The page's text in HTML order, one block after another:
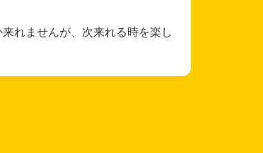
れませんが、次来れる時を楽し